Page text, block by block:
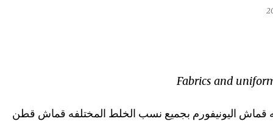
Fabrics and
اليونيفورم بجميع نسب الخلط المختلفه قماش قطن